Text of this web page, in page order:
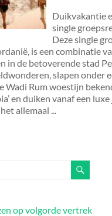
Duikvakantie
single
Deze single
is een combinatie
in de betoverende stad
slapen onder
Wadi Rum woestijn
en duiken vanaf een
allemaal ...
op volgorde vertrek